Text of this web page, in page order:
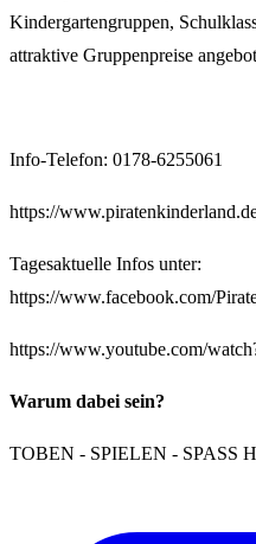
Kindergartengruppen,
attraktive Gruppenpreise
Info-Telefon: 0178-6255061
https://
Tagesaktuelle Infos unter:
https://www.facebook.com/
https://www.youtube.com/
Warum dabei sein?
TOBEN - SPIELEN - SPASS